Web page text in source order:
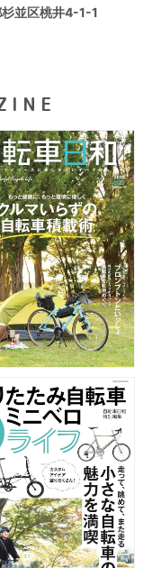
並区桃井4-1-1